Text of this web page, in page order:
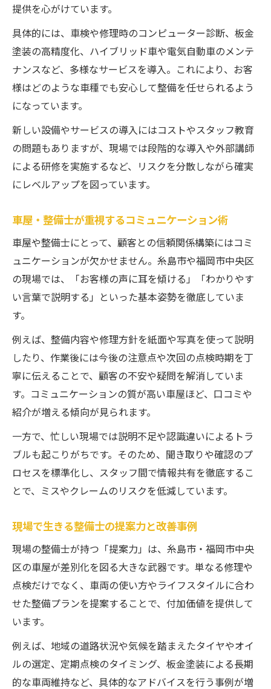
提供を心がけています。
具体的には、車検や修理時のコンピューター診断、板金
塗装の高精度化、ハイブリッド車や電気自動車のメンテ
ナンスなど、多様なサービスを導入。これにより、お客
様はどのような車種でも安心して整備を任せられるよう
になっています。
新しい設備やサービスの導入にはコストやスタッフ教育
の問題もありますが、現場では段階的な導入や外部講師
による研修を実施するなど、リスクを分散しながら確実
にレベルアップを図っています。
車屋・整備士が重視するコミュニケーション術
車屋や整備士にとって、顧客との信頼関係構築にはコミ
ュニケーションが欠かせません。糸島市や福岡市中央区
の現場では、「お客様の声に耳を傾ける」「わかりやす
い言葉で説明する」といった基本姿勢を徹底していま
す。
例えば、整備内容や修理方針を紙面や写真を使って説明
したり、作業後には今後の注意点や次回の点検時期を丁
寧に伝えることで、顧客の不安や疑問を解消していま
す。コミュニケーションの質が高い車屋ほど、口コミや
紹介が増える傾向が見られます。
一方で、忙しい現場では説明不足や認識違いによるトラ
ブルも起こりがちです。そのため、聞き取りや確認のプ
ロセスを標準化し、スタッフ間で情報共有を徹底するこ
とで、ミスやクレームのリスクを低減しています。
現場で生きる整備士の提案力と改善事例
現場の整備士が持つ「提案力」は、糸島市・福岡市中央
区の車屋が差別化を図る大きな武器です。単なる修理や
点検だけでなく、車両の使い方やライフスタイルに合わ
せた整備プランを提案することで、付加価値を提供して
います。
例えば、地域の道路状況や気候を踏まえたタイヤやオイ
ルの選定、定期点検のタイミング、板金塗装による長期
的な車両維持など、具体的なアドバイスを行う事例が増